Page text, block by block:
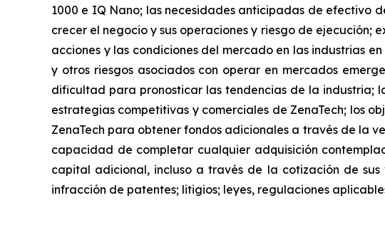
1000 e IQ Nano; las necesidades anticipadas de efectivo
crecer el negocio y sus operaciones y riesgo de
acciones y las condiciones del mercado en las industrias
y otros riesgos asociados con operar en mercados
dificultad para pronosticar las tendencias de la industria;
estrategias competitivas y comerciales de ZenaTech; los
ZenaTech para obtener fondos adicionales a través de la
capacidad de completar cualquier adquisición
capital adicional, incluso a través de la cotización de
infracción de patentes; litigios; leyes, regulaciones